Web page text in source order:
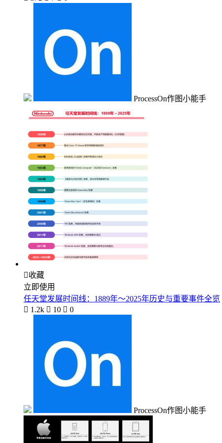
ProcessOn作图小能手
收藏
立即使用
任天堂发展时间线：1889年～2025年历史与重要事件全览
 1.2k  10  0
ProcessOn作图小能手